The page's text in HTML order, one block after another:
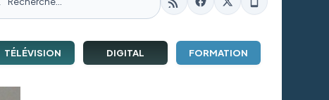
TÉLÉVISION DIGITAL FORMATION